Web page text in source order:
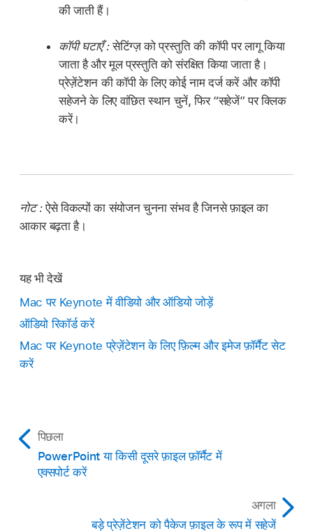
की जाती हैं।
कॉपी घटाएँ :सेटिंग्ज़ को प्रस्तुति की कॉपी पर लागू किया
जाता है और मूल प्रस्तुति को संरक्षित किया जाता है।
प्रेज़ेंटेशन की कॉपी के लिए कोई नाम दर्ज करें और कॉपी
सहेजने के लिए वांछित स्थान चुनें, फिर “सहेजें” पर क्लिक
करें।
नोट :ऐसे विकल्पों का संयोजन चुनना संभव है जिनसे फ़ाइल का
आकार बढ़ता है।
यह भी देखें
Mac पर Keynote में वीडियो और ऑडियो जोड़ें
ऑडियो रिकॉर्ड करें
Mac पर Keynote प्रेज़ेंटेशन के लिए फ़िल्म और इमेज फ़ॉर्मैट सेट
करें
पिछला
PowerPoint या किसी दूसरे फ़ाइल फ़ॉर्मैट में
एक्सपोर्ट करें
अगला
बड़े प्रेज़ेंटेशन को पैकेज फ़ाइल के रूप में सहेजें